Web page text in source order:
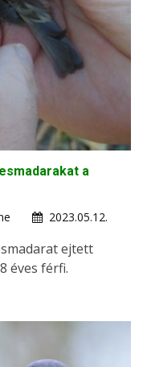
a
2023.05.12.
ejtett
éves férfi.